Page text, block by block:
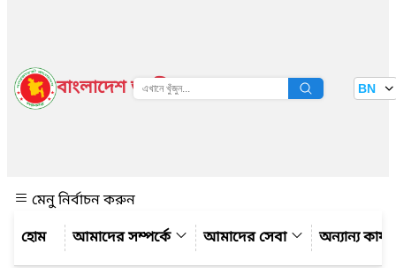
বাংলাদেশ জাতীয় তথ্য বাতায়ন BN
মেনু নির্বাচন করুন
আমাদের সম্পর্কে
আমাদের সেবা অন্যান্য